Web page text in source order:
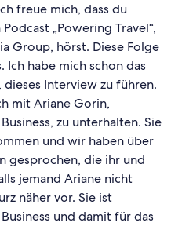
freue mich, dass du
„Powering Travel“,
Group, hörst. Diese Folge
Ich habe mich schon das
Interview zu führen.
mit Ariane Gorin,
zu unterhalten. Sie
und wir haben über
gesprochen, die ihr und
jemand Ariane nicht
näher vor. Sie ist
und damit für das